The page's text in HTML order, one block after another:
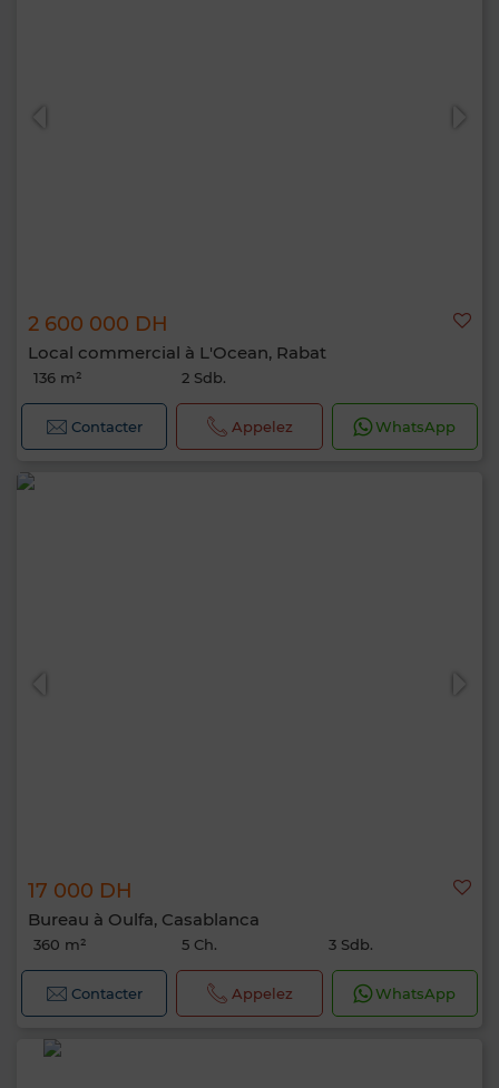
2 600 000 DH
Local commercial à L'Ocean, Rabat
136 m² 2 Sdb.
Contacter Appelez WhatsApp
17 000 DH
Bureau à Oulfa, Casablanca
360 m² 5 Ch. 3 Sdb.
Contacter Appelez WhatsApp